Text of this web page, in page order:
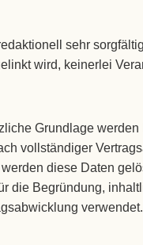
sehr
wird, keinerlei
Grundlage
vollständiger
diese Daten
die Begründung,
verwendet.